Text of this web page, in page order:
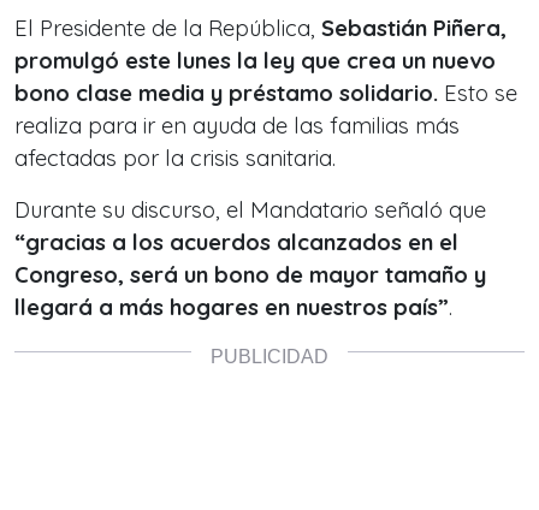
El Presidente de la República, Sebastián Piñera,
promulgó este lunes la ley que crea un nuevo
bono clase media y préstamo solidario. Esto se
realiza para ir en ayuda de las familias más
afectadas por la crisis sanitaria.
Durante su discurso, el Mandatario señaló que
“gracias a los acuerdos alcanzados en el
Congreso, será un bono de mayor tamaño y
llegará a más hogares en nuestros país”.